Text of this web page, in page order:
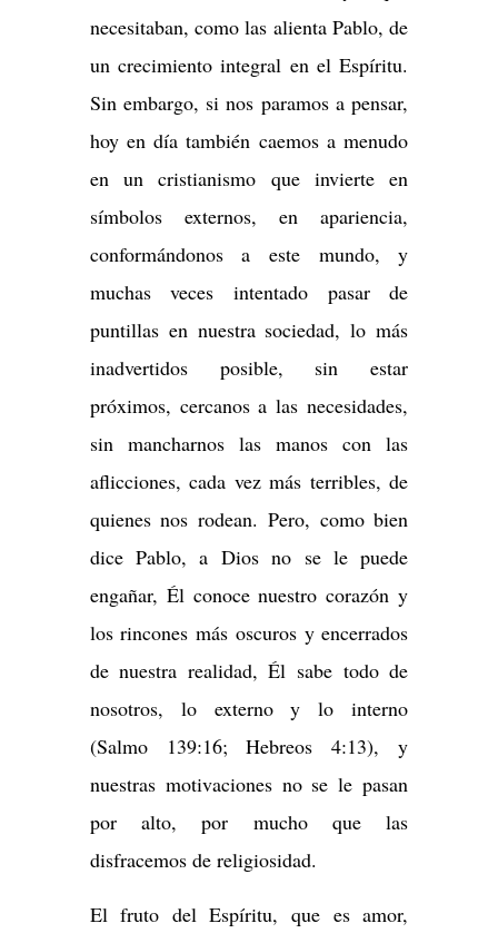
necesitaban, como las alienta Pablo, de
un crecimiento integral en el Espíritu.
Sin embargo, si nos paramos a pensar,
hoy en día también caemos a menudo
en un cristianismo que invierte en
símbolos externos, en apariencia,
conformándonos a este mundo, y
muchas veces intentado pasar de
puntillas en nuestra sociedad, lo más
inadvertidos posible, sin estar
próximos, cercanos a las necesidades,
sin mancharnos las manos con las
aflicciones, cada vez más terribles, de
quienes nos rodean. Pero, como bien
dice Pablo, a Dios no se le puede
engañar, Él conoce nuestro corazón y
los rincones más oscuros y encerrados
de nuestra realidad, Él sabe todo de
nosotros, lo externo y lo interno
(Salmo 139:16; Hebreos 4:13), y
nuestras motivaciones no se le pasan
por alto, por mucho que las
disfracemos de religiosidad.
El fruto del Espíritu, que es amor,